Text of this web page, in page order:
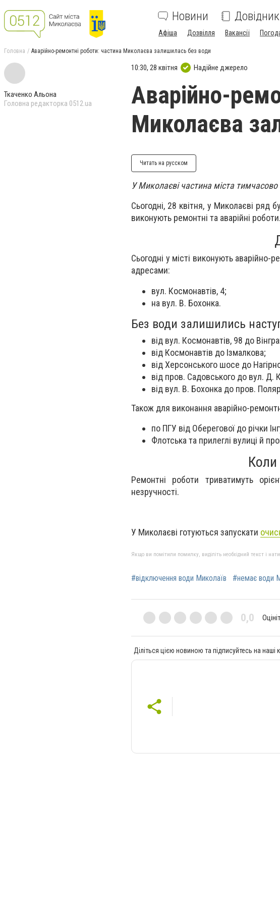
Новини Довідник
Афіша Дозвілля Вакансії
Головна Аварійно-ремонтні роботи: частина Миколаєва залишилась без води
Ткаченко Альона
Головна редакторка 0512.ua
10:30, 28 квітня Надійне джерело
Аварійно-
Миколаєва
Читать на русском
У Миколаєві частина міста
Сьогодні, 28 квітня, у Миколаєві ряд
виконують ремонтні та аварійні
Сьогодні у місті виконують аварійно-
адресами:
вул. Космонавтів, 4;
на вул. В. Бохонка.
Без води залишились
від вул. Космонавтів, 98 до
від Космонавтів до Ізмалкова;
від Херсонського шосе до
від пров. Садовського до вул. Д.
від вул. В. Бохонка до пров.
Також для виконання аварійно-
по ПГУ від Оберегової до річки
Флотська та прилеглі вулиці й
Ремонтні роботи триватимуть
незручності.
У Миколаєві готуються запускати
Якщо ви помітили помилку, виділіть необхідний текст і
#відключення води Миколаїв #немає води
0,0
Діліться цією новиною та підписуйтесь на наші